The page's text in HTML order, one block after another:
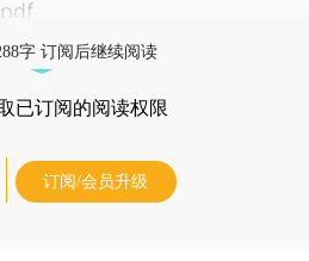
字 订阅后继续阅读
已订阅的阅读权限
订阅/会员升级